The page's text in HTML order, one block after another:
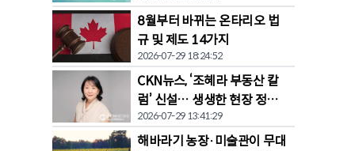
8월부터 바뀌는 온타리오 법
규 및 제도 14가지
2026-07-29 18:24:52
CKN뉴스, ‘조혜라 부동산 칼
럼’ 신설… 생생한 현장 정보
공유
2026-07-29 13:41:29
해바라기 농장·미술관이 무대